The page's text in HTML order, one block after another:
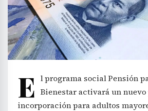
E l programa social Pensión
Bienestar activará un nuevo
incorporación para adultos